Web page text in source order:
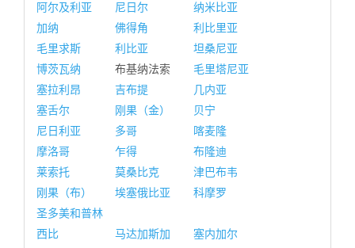
阿尔及利亚
尼日尔
纳米比亚
加纳
佛得角
利比里亚
毛里求斯
利比亚
坦桑尼亚
博茨瓦纳
布基纳法索
毛里塔尼亚
塞拉利昂
吉布提
几内亚
塞舌尔
刚果（金）
贝宁
尼日利亚
多哥
喀麦隆
摩洛哥
乍得
布隆迪
莱索托
莫桑比克
津巴布韦
刚果（布）
埃塞俄比亚
科摩罗
圣多美和普林
西比
马达加斯加 塞内加尔